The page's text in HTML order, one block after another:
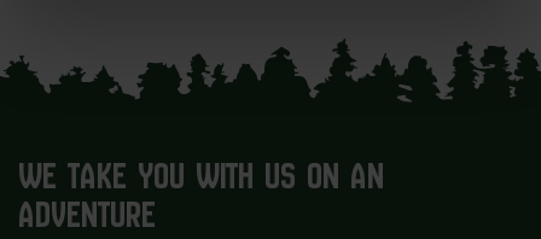
WE TAKE YOU WITH US ON AN
ADVENTURE